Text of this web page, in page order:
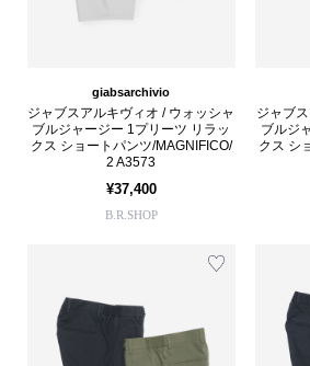
giabsarchivio
ジャブスアルキヴィオ / ウォッシャ
ブルジャージー 1プリーツ リラッ
クス ショートパンツ/MAGNIFICO/
2 A3573
¥37,400
B.R.SHOP
ジャブ
ブルジ
クス シ